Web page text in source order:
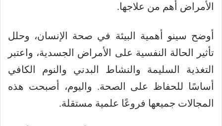
الأمراض أهم من علاجها.
أوضح سينو أهمية البيئة في صحة الإنسان، وحلل
تأثير الحالة النفسية على الأمراض الجسدية، واعتبر
التغذية السليمة والنشاط البدني والنوم الكافي
أساسًا للحفاظ على الصحة. واليوم، أصبحت هذه
المجالات جميعها فروعًا علمية مستقلة.